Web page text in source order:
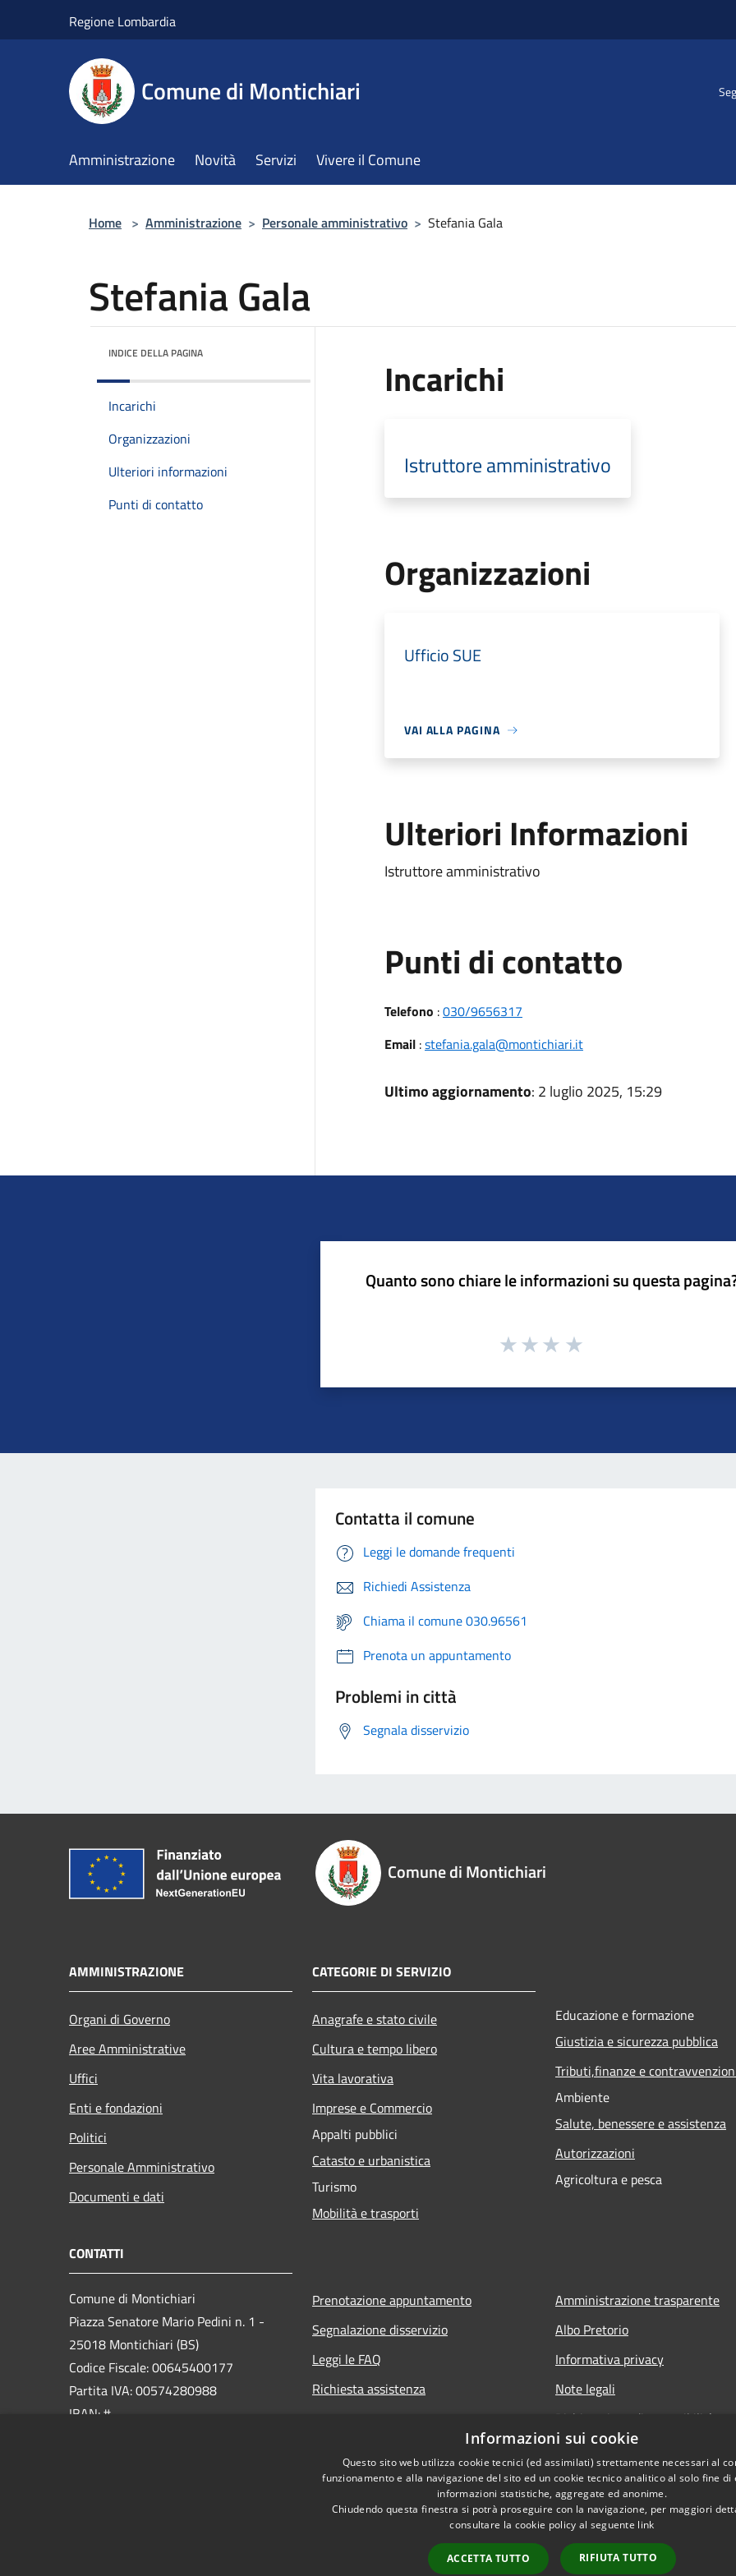
Regione Lombardia
Comune di Montichiari
Amministrazione Novità Servizi Vivere il Comune
Home > Amministrazione > Personale amministrativo > Stefania Gala
Stefania Gala
INDICE DELLA PAGINA
Incarichi
Organizzazioni
Ulteriori informazioni
Punti di contatto
Incarichi
Istruttore amministrativo
Organizzazioni
Ufficio SUE
VAI ALLA PAGINA
Ulteriori Informazioni
Istruttore amministrativo
Punti di contatto
Telefono :030/9656317
Email:stefania.gala@montichiari.it
Ultimo aggiornamento: 2 luglio 2025, 15:29
Quanto sono chiare le informazioni su questa
Contatta il comune
Leggi le domande frequenti
Richiedi Assistenza
Chiama il comune 030.96561
Prenota un appuntamento
Problemi in città
Segnala disservizio
Comune di Montichiari
AMMINISTRAZIONE
Organi di Governo
Aree Amministrative
Uffici
Enti e fondazioni
Politici
Personale Amministrativo
Documenti e dati
CATEGORIE DI SERVIZIO
Anagrafe e stato civile
Cultura e tempo libero
Vita lavorativa
Imprese e Commercio
Appalti pubblici
Catasto e urbanistica
Turismo
Mobilità e trasporti
Educazione e formazione
Giustizia e sicurezza pubblica
Tributi,finanze e
Ambiente
Salute, benessere e assistenza
Autorizzazioni
Agricoltura e pesca
CONTATTI
Comune di Montichiari
Piazza Senatore Mario Pedini n. 1 -
25018 Montichiari (BS)
Codice Fiscale: 00645400177
Partita IVA: 00574280988
IBAN: #
Prenotazione appuntamento
Segnalazione disservizio
Leggi le FAQ
Richiesta assistenza
Amministrazione trasparente
Albo Pretorio
Informativa privacy
Note legali
Dichiarazione di accessibilità
Whisteblowing
Informazioni sui cookie
Questo sito web utilizza cookie tecnici (ed assimilati) strettamente necessari al
funzionamento e alla navigazione del sito ed un cookie tecnico analitico al solo fine di
informazioni statistiche, aggregate ed anonime.
Chiudendo questa finestra si potrà proseguire con la navigazione, per maggiori
consultare la cookie policy al seguente link
ACCETTA TUTTO RIFIUTA TUTTO